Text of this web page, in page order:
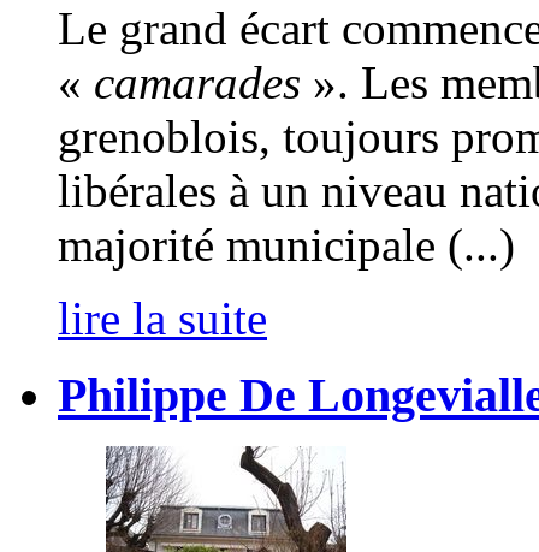
Le grand écart
« camarades ». Les
grenoblois, toujours
libérales à un niveau
majorité municipale (...)
lire la suite
Philippe De